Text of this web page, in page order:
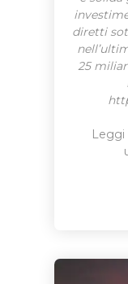
diretti
25
Leggi